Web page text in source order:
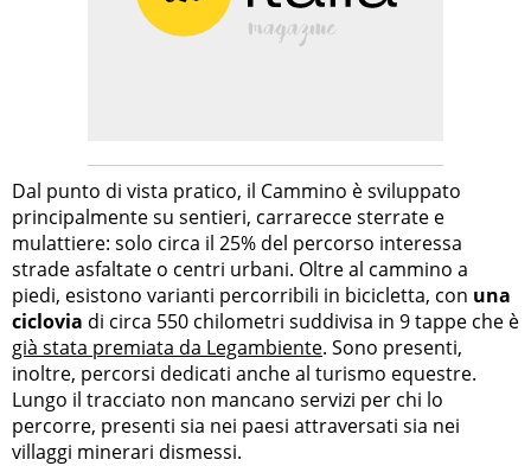
Dal punto di vista pratico, il Cammino è sviluppato
principalmente su sentieri, carrarecce sterrate e
mulattiere: solo circa il 25% del percorso interessa
strade asfaltate o centri urbani. Oltre al cammino a
piedi, esistono varianti percorribili in bicicletta, con una
ciclovia di circa 550 chilometri suddivisa in 9 tappe che è
già stata premiata da Legambiente. Sono presenti,
inoltre, percorsi dedicati anche al turismo equestre.
Lungo il tracciato non mancano servizi per chi lo
percorre, presenti sia nei paesi attraversati sia nei
villaggi minerari dismessi.